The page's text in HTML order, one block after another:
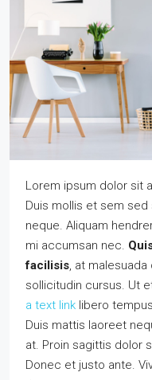
Lorem ipsum dolor sit
Duis mollis et sem
neque. Aliquam
mi accumsan nec.
facilisis, at
sollicitudin cursus. Ut
a text link libero
Duis mattis laoreet
at. Proin sagittis dolor
Donec et justo ante.